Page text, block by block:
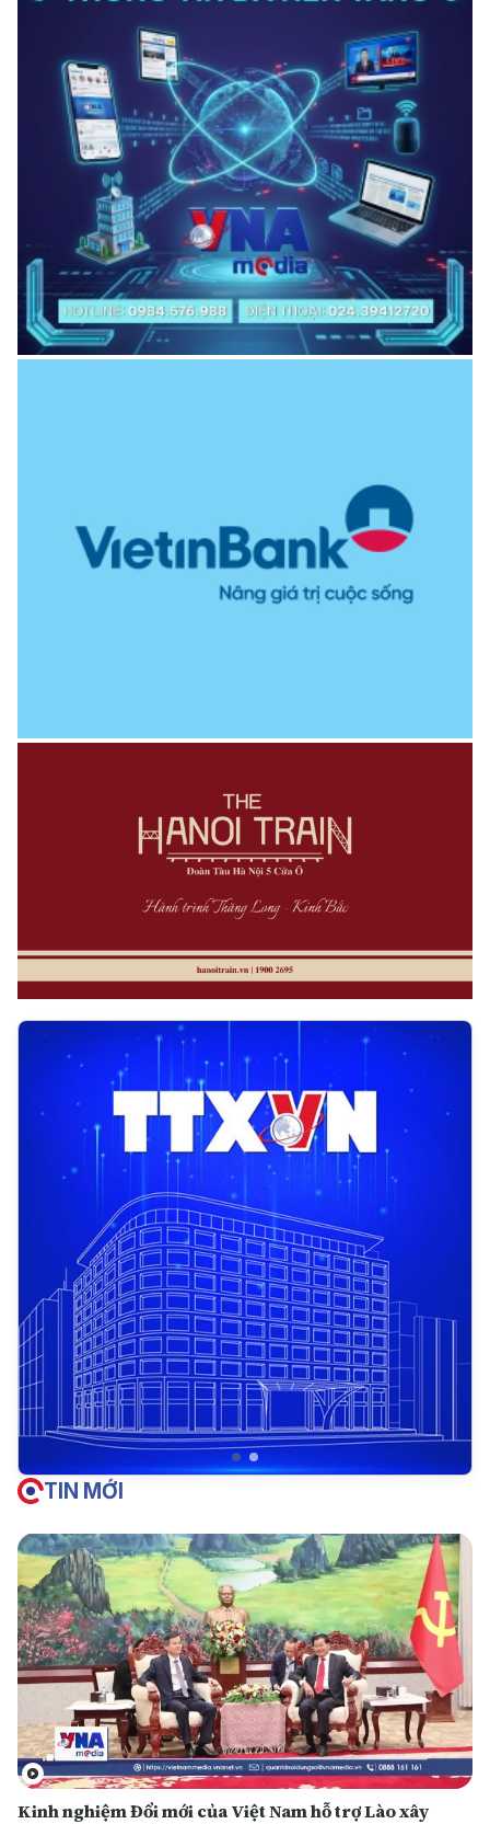
TIN MỚI
Kinh nghiệm Đổi mới của Việt Nam hỗ trợ Lào xây